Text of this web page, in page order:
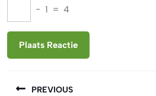
− 1 = 4
PREVIOUS